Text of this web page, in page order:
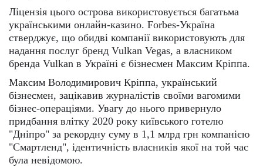
Ліцензія цього острова використовується багатьма
українськими онлайн-казино. Forbes-Україна
стверджує, що обидві компанії використовують для
надання послуг бренд Vulkan Vegas, а власником
бренда Vulkan в Україні є бізнесмен Максим Кріппа.
Максим Володимирович Кріппа, український
бізнесмен, зацікавив журналістів своїми вагомими
бізнес-операціями. Увагу до нього привернуло
придбання влітку 2020 року київського готелю
"Дніпро" за рекордну суму в 1,1 млрд грн компанією
"Смартленд", ідентичність власників якої на той час
була невідомою.